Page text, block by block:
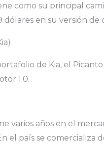
como su principal
dólares en su versión de
de Kia, el
1.0.
varios años en el
el país se comercializa